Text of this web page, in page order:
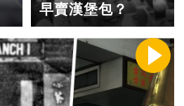
早賣漢堡包？